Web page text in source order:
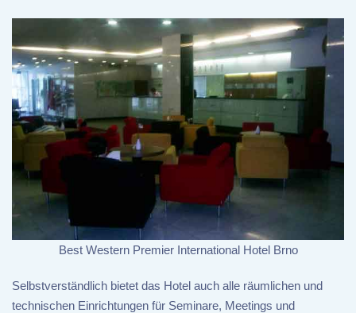
Best Western Premier International Hotel Brno
Selbstverständlich bietet das Hotel auch alle räumlichen und
technischen Einrichtungen für Seminare, Meetings und